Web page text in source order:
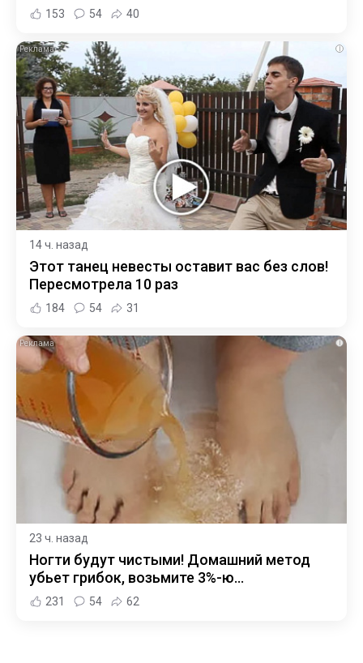
153 54 40
i
14 ч. назад
Этот танец невесты оставит вас без слов!
Пересмотрела 10 раз
184 54 31
i
23 ч. назад
Ногти будут чистыми! Домашний метод
убьет грибок, возьмите 3%-ю…
231 54 62